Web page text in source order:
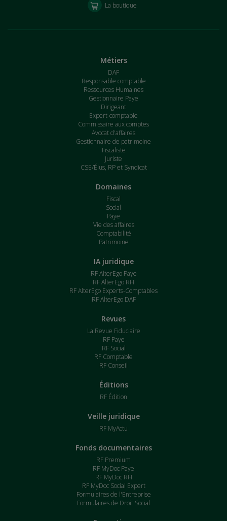
La boutique
Métiers
DAF
Responsable comptable
Ressources Humaines
Gestionnaire Paye
Dirigeant
Expert-comptable
Commissaire aux comptes
Avocat d'affaires
Gestionnaire de patrimoine
Fiscaliste
Juriste
CSE/Élus, RP et Syndicat
Domaines
Fiscal
Social
Paye
Vie des affaires
Comptabilité
Patrimoine
IA juridique
RF AlterEgo Paye
RF AlterEgo RH
RF AlterEgo Experts-Comptables
RF AlterEgo DAF
Revues
La Revue Fiduciaire
RF Paye
RF Social
RF Comptable
RF Conseil
Éditions
RF Édition
Veille juridique
RF MyActu
Fonds documentaires
RF Premium
RF MyDoc Paye
RF MyDoc RH
RF MyDoc Social Expert
Formulaires de l'Entreprise
Formulaires de Droit Social